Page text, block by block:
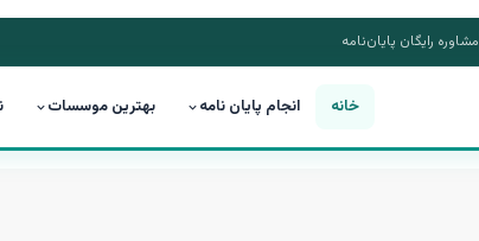
مشاوره رایگان پایان‌نامه
خانه انجام پایان نامه بهترین موسسات